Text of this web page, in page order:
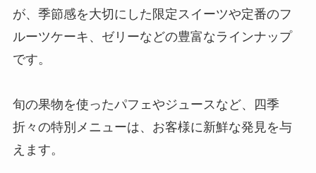
が、季節感を大切にした限定スイーツや定番のフ
ルーツケーキ、ゼリーなどの豊富なラインナップ
です。
旬の果物を使ったパフェやジュースなど、四季
折々の特別メニューは、お客様に新鮮な発見を与
えます。